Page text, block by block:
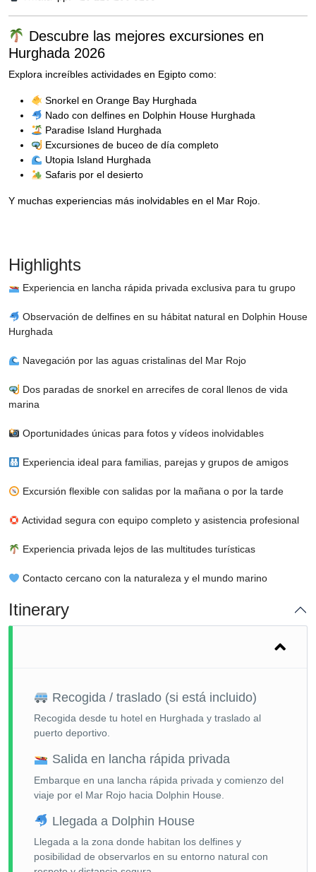
Descubre las mejores excursiones en
Hurghada 2026
Explora increíbles actividades en Egipto como:
Snorkel en Orange Bay Hurghada
Nado con delfines en Dolphin House Hurghada
Paradise Island Hurghada
Excursiones de buceo de día completo
Utopia Island Hurghada
Safaris por el desierto
Y muchas experiencias más inolvidables en el Mar Rojo.
Highlights
Experiencia en lancha rápida privada exclusiva para tu grupo
Observación de delfines en su hábitat natural en Dolphin House
Hurghada
Navegación por las aguas cristalinas del Mar Rojo
Dos paradas de snorkel en arrecifes de coral llenos de vida
marina
Oportunidades únicas para fotos y vídeos inolvidables
Experiencia ideal para familias, parejas y grupos de amigos
Excursión flexible con salidas por la mañana o por la tarde
Actividad segura con equipo completo y asistencia profesional
Experiencia privada lejos de las multitudes turísticas
Contacto cercano con la naturaleza y el mundo marino
Itinerary
Recogida / traslado (si está incluido)
Recogida desde tu hotel en Hurghada y traslado al
puerto deportivo.
Salida en lancha rápida privada
Embarque en una lancha rápida privada y comienzo del
viaje por el Mar Rojo hacia Dolphin House.
Llegada a Dolphin House
Llegada a la zona donde habitan los delfines y
posibilidad de observarlos en su entorno natural con